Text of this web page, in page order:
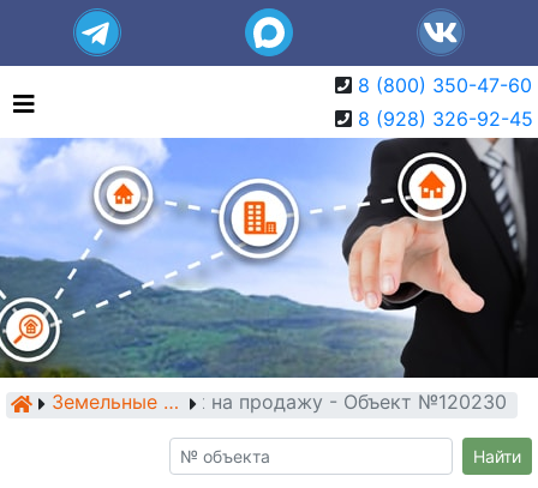
8 (800) 350-47-60
8 (928) 326-92-45
Земельные участки
Земельный участок на продажу - Объект №120230
Найти